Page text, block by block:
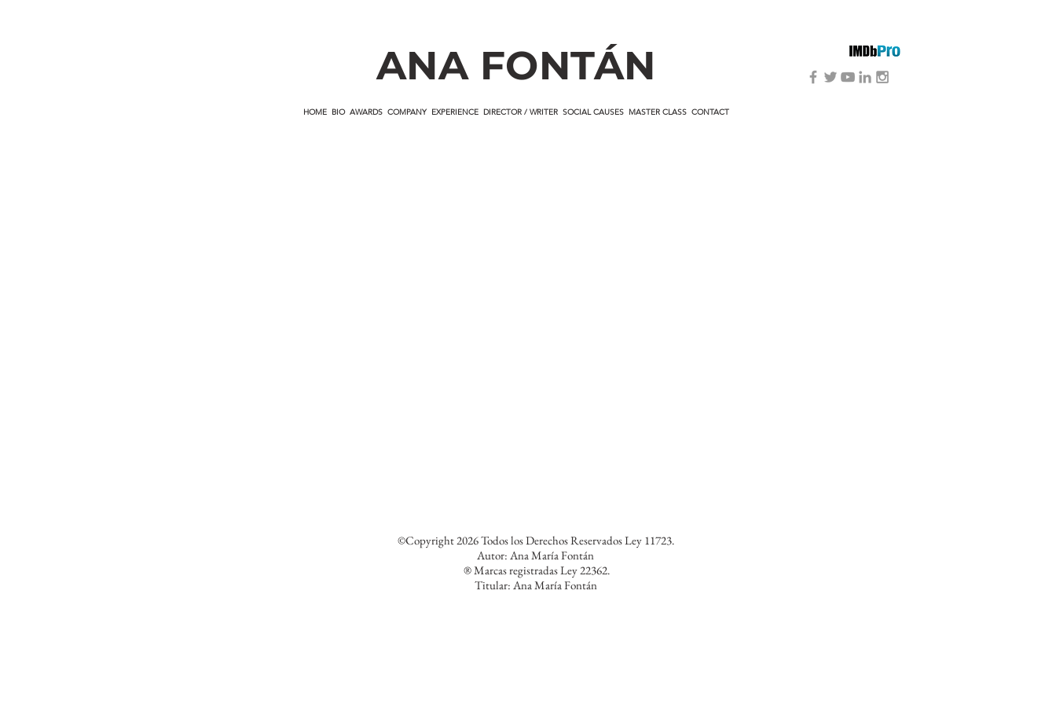
ANA FONTÁN
HOME BIO AWARDS COMPANY EXPERIENCE DIRECTOR / WRITER SOCIAL CAUSES MASTER CLASS CONTACT
©Copyright 2026 Todos los Derechos Reservados Ley 11723.
Autor: Ana María Fontán
® Marcas registradas Ley 22362.
Titular: Ana María Fontán